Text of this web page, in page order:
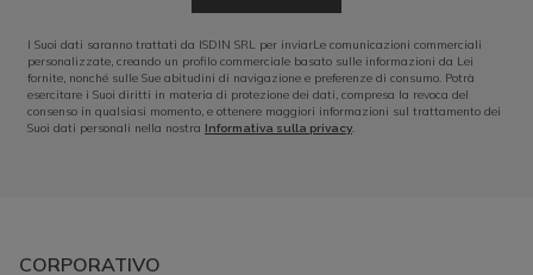
I Suoi dati saranno trattati da ISDIN SRL per inviarLe comunicazioni commerciali
personalizzate, creando un profilo commerciale basato sulle informazioni da Lei
fornite, nonché sulle Sue abitudini di navigazione e preferenze di consumo. Potrà
esercitare i Suoi diritti in materia di protezione dei dati, compresa la revoca del
consenso in qualsiasi momento, e ottenere maggiori informazioni sul trattamento dei
Suoi dati personali nella nostra Informativa sulla privacy.
CORPORATIVO